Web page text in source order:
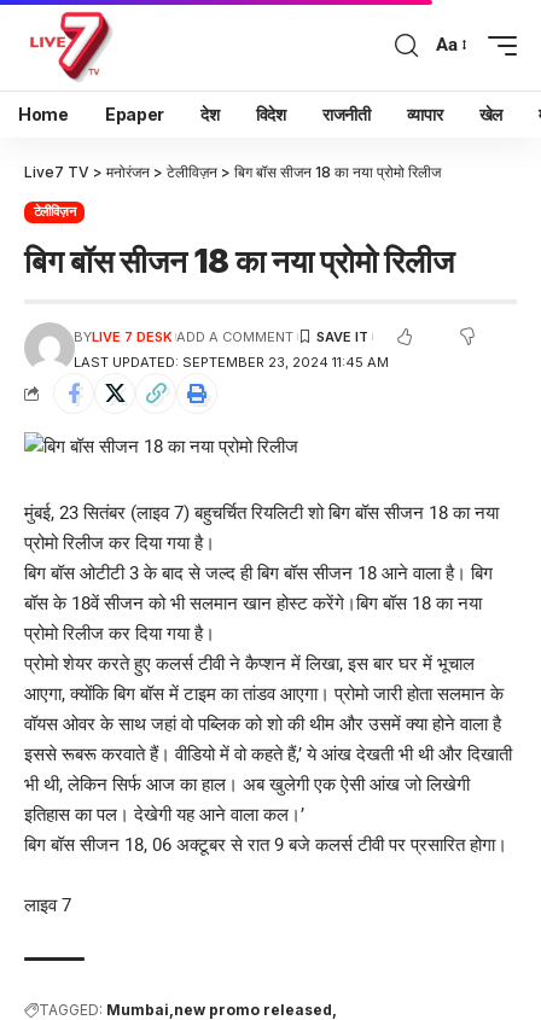
Aa
Home Epaper देश विदेश राजनीती व्यापार खेल
Live7 TV > मनोरंजन > टेलीविज़न > बिग बॉस सीजन 18 का नया प्रोमो रिलीज
टेलीविज़न
बिग बॉस सीजन 18 का नया प्रोमो रिलीज
LAST UPDATED: SEPTEMBER 23, 2024 11:45 AM
BYLIVE 7 DESK ADD A COMMENT
मुंबई, 23 सितंबर (लाइव 7) बहुचर्चित रियलिटी शो बिग बॉस सीजन 18 का नया
प्रोमो रिलीज कर दिया गया है।
बिग बॉस ओटीटी 3 के बाद से जल्द ही बिग बॉस सीजन 18 आने वाला है। बिग
बॉस के 18वें सीजन को भी सलमान खान होस्ट करेंगे।बिग बॉस 18 का नया
प्रोमो रिलीज कर दिया गया है।
प्रोमो शेयर करते हुए कलर्स टीवी ने कैप्शन में लिखा, इस बार घर में भूचाल
आएगा, क्योंकि बिग बॉस में टाइम का तांडव आएगा। प्रोमो जारी होता सलमान के
वॉयस ओवर के साथ जहां वो पब्लिक को शो की थीम और उसमें क्या होने वाला है
इससे रूबरू करवाते हैं। वीडियो में वो कहते हैं,’ ये आंख देखती भी थी और दिखाती
भी थी, लेकिन सिर्फ आज का हाल। अब खुलेगी एक ऐसी आंख जो लिखेगी
इतिहास का पल। देखेगी यह आने वाला कल।’
बिग बॉस सीजन 18, 06 अक्टूबर से रात 9 बजे कलर्स टीवी पर प्रसारित होगा।
लाइव 7
TAGGED: Mumbai new promo released